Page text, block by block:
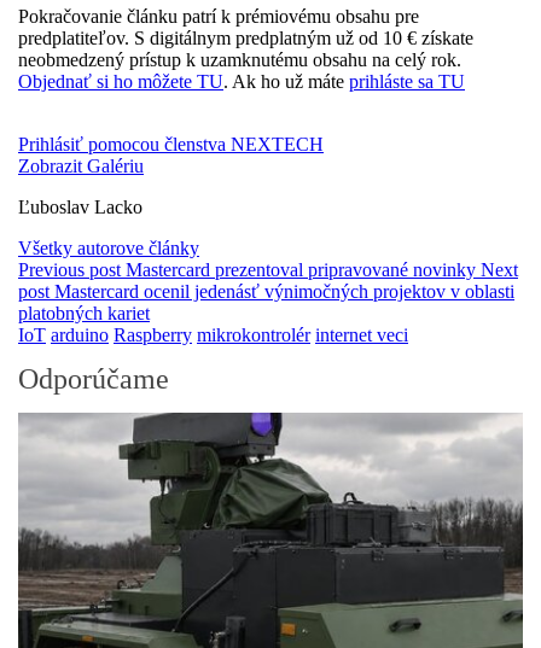
Pokračovanie článku patrí k prémiovému obsahu pre
predplatiteľov. S digitálnym predplatným už od 10 € získate
neobmedzený prístup k uzamknutému obsahu na celý rok.
Objednať si ho môžete TU. Ak ho už máte prihláste sa TU
Prihlásiť pomocou členstva NEXTECH
Zobrazit Galériu
Ľuboslav Lacko
Všetky autorove články
Previous post Mastercard prezentoval pripravované novinky Next
post Mastercard ocenil jedenásť výnimočných projektov v oblasti
platobných kariet
IoT arduino Raspberry mikrokontrolér internet veci
Odporúčame